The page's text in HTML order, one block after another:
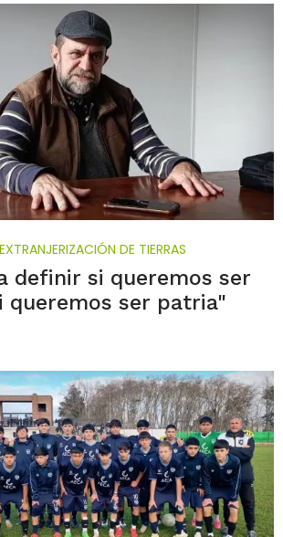
DE TIERRAS
definir si queremos ser
queremos ser patria"